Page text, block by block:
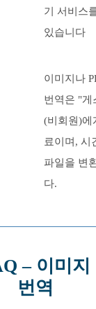
기 서비스
있습니다
이미지나
번역은 "게
(비회원)에
료이며, 시
파일을 변
다.
– 이미지
번역